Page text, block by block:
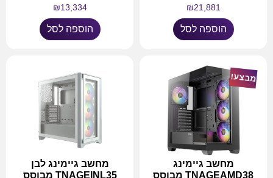
₪21,881
הוספה לסל
₪13,334
הוספה לסל
מבצע!
מחשב גיימינג
TNAGEAMD38 מבוסס
מחשב גיימינג לבן
TNAGEINL35 מבוסס